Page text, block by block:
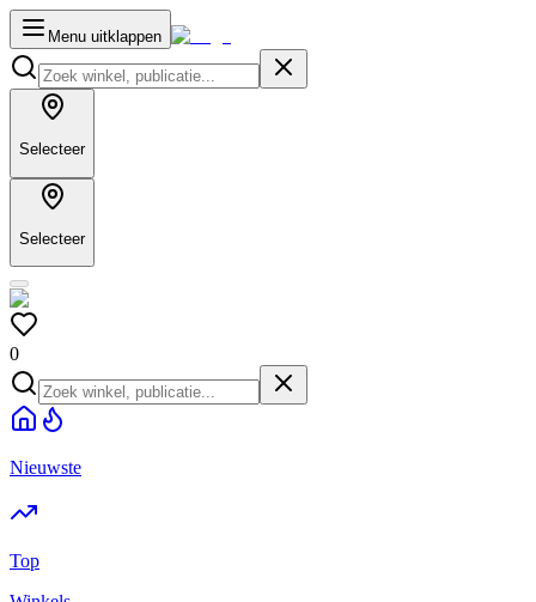
Menu uitklappen
Selecteer
Selecteer
0
Nieuwste
Top